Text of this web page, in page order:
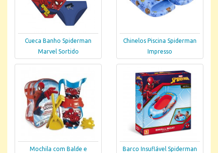
Cueca Banho Spiderman
Marvel Sortido
Chinelos Piscina Spiderman
Impresso
Mochila com Balde e
Barco Insuflável Spiderman